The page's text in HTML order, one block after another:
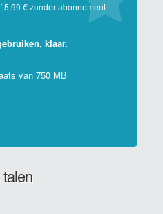
5,99 € zonder abonnement
klaar.
van 750 MB